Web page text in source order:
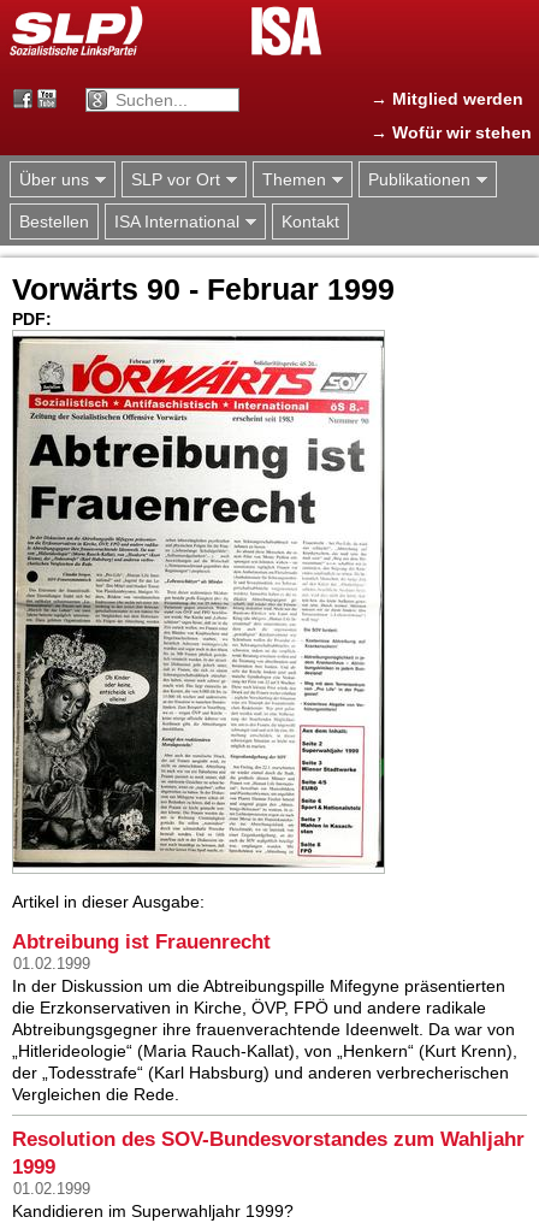
Jump to navigation
→ Mitglied werden
→ Wofür wir stehen
Über uns SLP vor Ort Themen Publikationen
Bestellen ISA International Kontakt
Vorwärts 90 - Februar 1999
PDF:
Artikel in dieser Ausgabe:
Abtreibung ist Frauenrecht
01.02.1999
In der Diskussion um die Abtreibungspille Mifegyne präsentierten
die Erzkonservativen in Kirche, ÖVP, FPÖ und andere radikale
Abtreibungsgegner ihre frauenverachtende Ideenwelt. Da war von
„Hitlerideologie“ (Maria Rauch-Kallat), von „Henkern“ (Kurt Krenn),
der „Todesstrafe“ (Karl Habsburg) und anderen verbrecherischen
Vergleichen die Rede.
Resolution des SOV-Bundesvorstandes zum Wahljahr
1999
01.02.1999
Kandidieren im Superwahljahr 1999?